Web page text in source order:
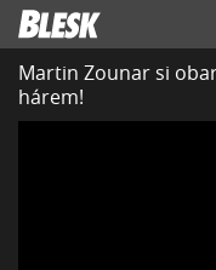
Martin Zounar si
hárem!